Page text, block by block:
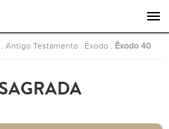
.Antigo Testamento Êxodo Êxodo 40